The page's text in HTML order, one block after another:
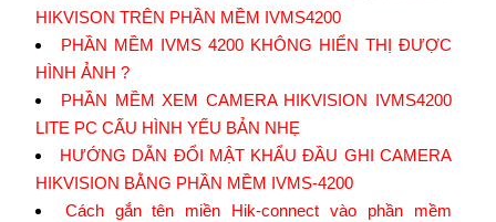
HIKVISON TRÊN PHẦN MỀM IVMS4200
PHẦN MỀM IVMS 4200 KHÔNG HIỂN THỊ ĐƯỢC
HÌNH ẢNH ?
PHẦN MỀM XEM CAMERA HIKVISION IVMS4200
LITE PC CẤU HÌNH YẾU BẢN NHẸ
HƯỚNG DẪN ĐỔI MẬT KHẨU ĐẦU GHI CAMERA
HIKVISION BẰNG PHẦN MỀM IVMS-4200
Cách gắn tên miền Hik-connect vào phần mềm